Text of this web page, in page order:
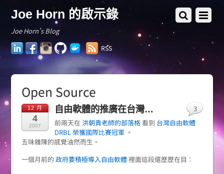
Joe Horn 的啟示錄
Joe Horn's Blog
LinkedInFacebookInstagram
GitHubDocker
Hub
RSS
Open Source
12 月
4
2007
自由軟體的推廣在台灣…
前兩天在 洪朝貴老師的部落格看到 台灣自由軟體
DRBL 榮獲國際比賽冠軍 。
五味雜陳的感覺油然而生。
一個月前的 政府要積極導入自由軟體裡面這段還歷歷在目：
3